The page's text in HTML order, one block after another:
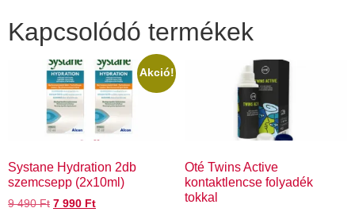
Kapcsolódó termékek
Akció!
Systane Hydration 2db
szemcsepp (2x10ml)
9 490Ft 7 990 Ft
Oté Twins Active
kontaktlencse folyadék
tokkal